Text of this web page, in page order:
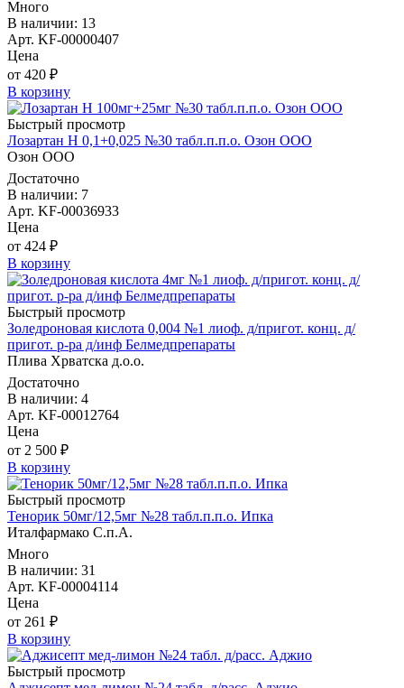
Много
В наличии: 13
Арт. KF-00000407
Цена
от 420 ₽
В корзину
Быстрый просмотр
Лозартан Н 0,1+0,025 №30 табл.п.п.о. Озон ООО
Озон ООО
Достаточно
В наличии: 7
Арт. KF-00036933
Цена
от 424 ₽
В корзину
Быстрый просмотр
Золедроновая кислота 0,004 №1 лиоф. д/пригот. конц. д/
пригот. р-ра д/инф Белмедпрепараты
Плива Хрватска д.о.о.
Достаточно
В наличии: 4
Арт. KF-00012764
Цена
от 2 500 ₽
В корзину
Быстрый просмотр
Тенорик 50мг/12,5мг №28 табл.п.п.о. Ипка
Италфармако С.п.А.
Много
В наличии: 31
Арт. KF-00004114
Цена
от 261 ₽
В корзину
Быстрый просмотр